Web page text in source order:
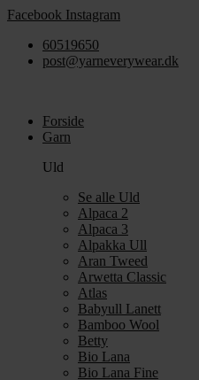
Videre
indhold
Facebook Instagram
60519650
post@yarneverywear.dk
Forside
Garn
Uld
Se alle Uld
Alpaca 2
Alpaca 3
Alpakka Ull
Aran Tweed
Arwetta Classic
Atlas
Babyull Lanett
Bamboo Wool
Betty
Bio Lana
Bio Lana Fine